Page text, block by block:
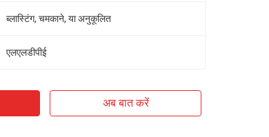
ब्लास्टिंग, चमकाने, या अनुकूलित
एलएलडीपीई
अब बात करें